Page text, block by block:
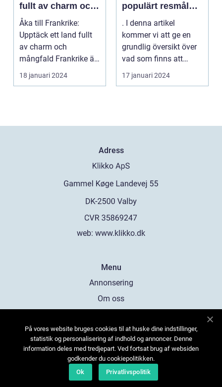
fullt av charm och
mångfald
Åka till Frankrike:
Upptäck ett land fullt
av charm och
mångfald Frankrike är
ett land som fasciner...
18 januari 2024
populärt resmål
för många
resenärer, som
dras till de vackra
stränderna, det
och den
avslappnade
. I denna artikel
kommer vi att ge en
grundlig översikt över
vad som finns att
upptäcka när man
flyg...
17 januari 2024
Adress
web: www.klikko.dk
Menu
Annonsering
Om oss
Kontakta oss
Sitemap
På vores website bruges cookies til at huske dine indstillinger,
statistik og personalisering af indhold og annoncer. Denne
information deles med tredjepart. Ved fortsat brug af websiden
godkender du cookiepolitikken.
Ok
Privatlivspolitik